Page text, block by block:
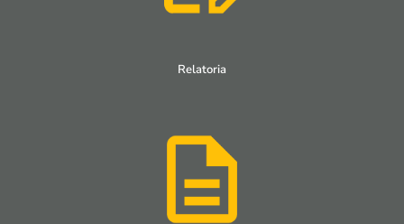
Relatoria